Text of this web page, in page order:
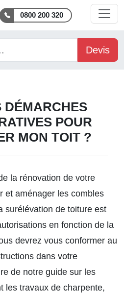
0800 200 320
Devis
DÉMARCHES
POUR
MON TOIT ?
la rénovation de votre
et aménager les combles
surélévation de toiture est
en fonction de la
devrez vous conformer au
dans votre
de notre guide sur les
les travaux de charpente,